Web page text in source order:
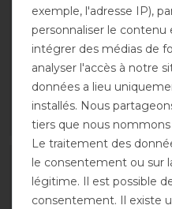
Weatherbeeta Comfitec
Essential Turnout
Combo 50g
avant 139,95 €
125,95 € *
LISTE DE SOUHAITS
exemple, l'adresse IP),
personnaliser le contenu
intégrer des médias de
analyser l'accès à notre
données a lieu
installés. Nous
tiers que nous nommons
Le traitement des
le consentement ou sur
légitime. Il est possible
consentement. Il existe